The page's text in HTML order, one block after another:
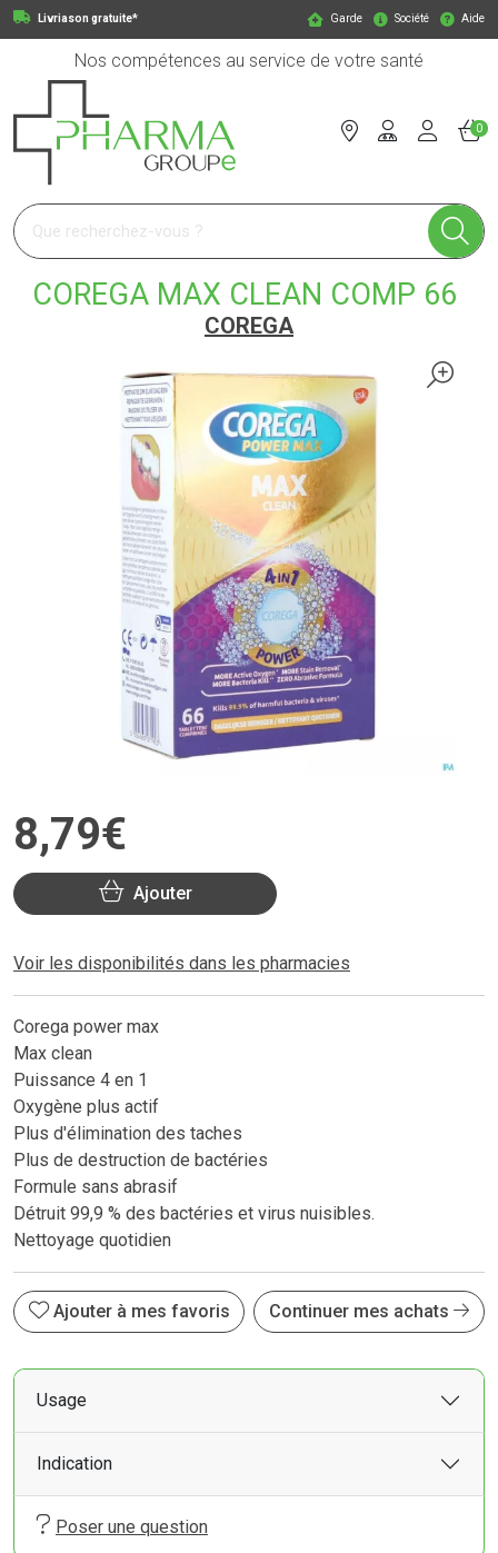
Livriason gratuite* Garde Société Aide
Nos compétences au service de votre santé
Pharmagroupe Votre pharmacie en ligne à votre service
0
COREGA MAX CLEAN COMP 66
COREGA
8,79€
Ajouter
Voir les disponibilités dans les pharmacies
Corega power max
Max clean
Puissance 4 en 1
Oxygène plus actif
Plus d'élimination des taches
Plus de destruction de bactéries
Formule sans abrasif
Détruit 99,9 % des bactéries et virus nuisibles.
Nettoyage quotidien
Ajouter à mes favoris Continuer mes achats
Usage
Indication
Poser une question